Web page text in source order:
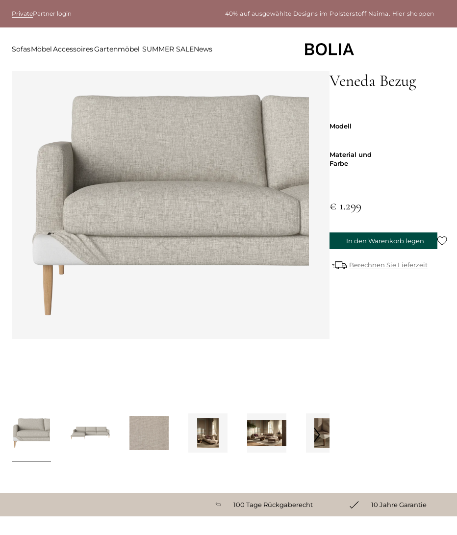
PrivatePartner login 40% auf ausgewählte Designs im Polsterstoff Naima. Hier shoppen
SofasMöbelAccessoiresGartenmöbel SUMMER SALENews
Veneda Bezug
Modell
Material und
Farbe
€ 1.299
In den Warenkorb legen
Berechnen Sie Lieferzeit
100 Tage Rückgaberecht 10 Jahre Garantie